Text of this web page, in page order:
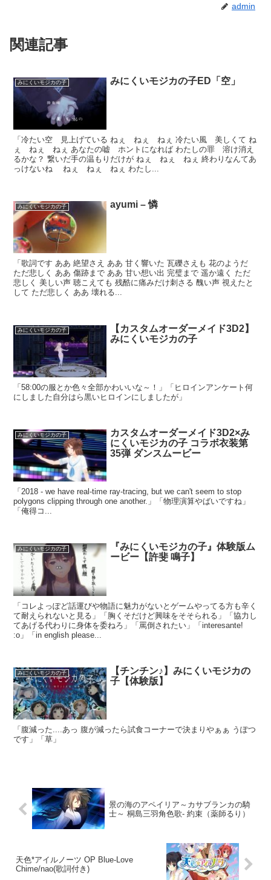
admin
関連記事
みにくいモジカの子 みにくいモジカの子ED「空」
「冷たい空 見上げている ねぇ ねぇ ねぇ 冷たい風 美しくて ね
ぇ ねぇ ねぇ あなたの嘘 ホントになれば わたしの罪 溶け消え
るかな？ 繋いだ手の温もりだけが ねぇ ねぇ ねぇ 終わりなんてあ
っけないね ねぇ ねぇ ねぇ わたし...
みにくいモジカの子 ayumi – 憐
「歌詞です ああ 絶望さえ ああ 甘く響いた 瓦礫さえも 花のようだ
ただ悲しく ああ 傷跡まで ああ 甘い想い出 完璧まで 遥か遠く ただ
悲しく 美しい声 聴こえても 残酷に痛みだけ刺さる 醜い声 視えたと
して ただ悲しく ああ 壊れる...
みにくいモジカの子
【カスタムオーダーメイド3D2】
みにくいモジカの子
「58:00の服とか色々全部かわいいな～！」「ヒロインアンケート何
にしました自分はら黒いヒロインにしましたが」
みにくいモジカの子
カスタムオーダーメイド3D2×み
にくいモジカの子 コラボ衣装第
35弾 ダンスムービー
「2018 - we have real-time ray-tracing, but we can't seem to stop
polygons clipping through one another.」「物理演算やばいですね」
「俺得コ...
みにくいモジカの子
『みにくいモジカの子』体験版ム
ービー【許斐 鳴子】
「コレよっぽど話運びや物語に魅力がないとゲームやってる方も辛く
て耐えられないと見る」「胸くそだけど興味をそそられる」「協力し
てあげる代わりに身体を委ねろ」「罵倒されたい」「interesante!
:o」「in english please...
みにくいモジカの子
【チンチン♪】みにくいモジカの
子【体験版】
「腹減った....あっ 腹が減ったら試食コーナーで決まりやぁぁ うぽつ
です」「草」
景の海のアペイリア～カサブランカの騎
士～ 桐島三羽角色歌- 約束（薬師るり）
天色*アイルノーツ OP Blue-Love
Chime/nao(歌詞付き)